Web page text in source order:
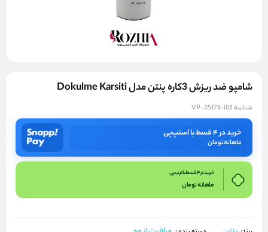
شامپو ضد ریزش 3کاره پنتن مدل Dokulme Karsiti
شناسه کالا:VP-35178
خرید در ۴ قسط با اسنپ‌پی
ماهانهتومان
خرید در 4 قسط با ترب پی
ماهانهتومان